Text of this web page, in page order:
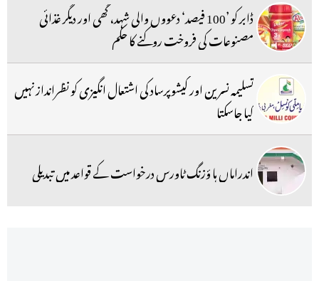
ڈابر کو ’100 فیصد‘ دعووں والی شہد، گھی اور دیگر غذائی
مصنوعات کی فروخت روکنے کا حکم
تسلیمہ نسرین اور کیشوپرساد کی اشتعال انگیزی کو نظرانداز نہیں
کیا جاسکتا
اندراماں ہا ؤزنگ ٹاورس درخواست کے قواعد میں تبدیلی